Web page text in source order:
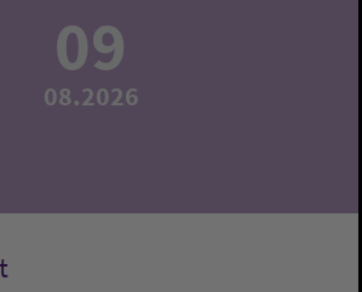
09
08.2026